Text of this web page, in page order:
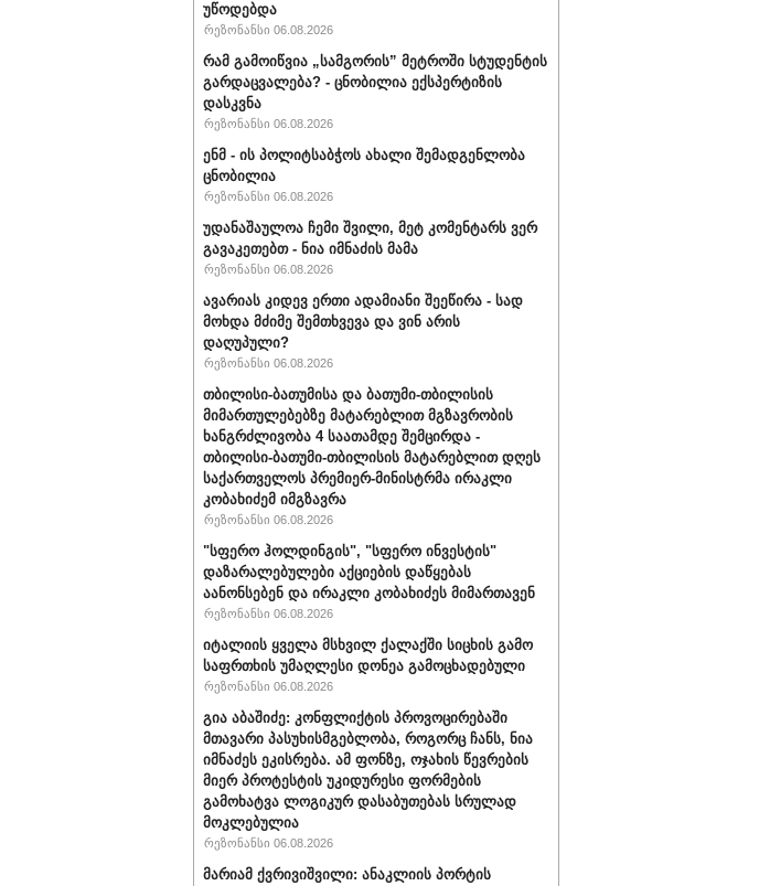
უწოდებდა
რეზონანსი 06.08.2026
რამ გამოიწვია „სამგორის” მეტროში სტუდენტის
გარდაცვალება? - ცნობილია ექსპერტიზის
დასკვნა
რეზონანსი 06.08.2026
ენმ - ის პოლიტსაბჭოს ახალი შემადგენლობა
ცნობილია
რეზონანსი 06.08.2026
უდანაშაულოა ჩემი შვილი, მეტ კომენტარს ვერ
გავაკეთებთ - ნია იმნაძის მამა
რეზონანსი 06.08.2026
ავარიას კიდევ ერთი ადამიანი შეეწირა - სად
მოხდა მძიმე შემთხვევა და ვინ არის
დაღუპული?
რეზონანსი 06.08.2026
თბილისი-ბათუმისა და ბათუმი-თბილისის
მიმართულებებზე მატარებლით მგზავრობის
ხანგრძლივობა 4 საათამდე შემცირდა -
თბილისი-ბათუმი-თბილისის მატარებლით დღეს
საქართველოს პრემიერ-მინისტრმა ირაკლი
კობახიძემ იმგზავრა
რეზონანსი 06.08.2026
"სფერო ჰოლდინგის", "სფერო ინვესტის"
დაზარალებულები აქციების დაწყებას
აანონსებენ და ირაკლი კობახიძეს მიმართავენ
რეზონანსი 06.08.2026
იტალიის ყველა მსხვილ ქალაქში სიცხის გამო
საფრთხის უმაღლესი დონეა გამოცხადებული
რეზონანსი 06.08.2026
გია აბაშიძე: კონფლიქტის პროვოცირებაში
მთავარი პასუხისმგებლობა, როგორც ჩანს, ნია
იმნაძეს ეკისრება. ამ ფონზე, ოჯახის წევრების
მიერ პროტესტის უკიდურესი ფორმების
გამოხატვა ლოგიკურ დასაბუთებას სრულად
მოკლებულია
რეზონანსი 06.08.2026
მარიამ ქვრივიშვილი: ანაკლიის პორტის